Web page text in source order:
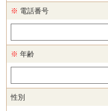
※ 電話番号
※ 年齢
性別